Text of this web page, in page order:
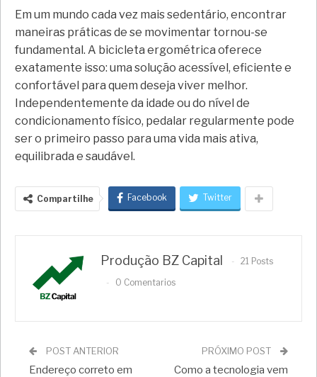
Em um mundo cada vez mais sedentário, encontrar
maneiras práticas de se movimentar tornou-se
fundamental. A bicicleta ergométrica oferece
exatamente isso: uma solução acessível, eficiente e
confortável para quem deseja viver melhor.
Independentemente da idade ou do nível de
condicionamento físico, pedalar regularmente pode
ser o primeiro passo para uma vida mais ativa,
equilibrada e saudável.
Compartilhe Facebook Twitter
Produção BZ Capital
21 Posts
0 Comentarios
POST ANTERIOR
Endereço correto em
PRÓXIMO POST
Como a tecnologia vem